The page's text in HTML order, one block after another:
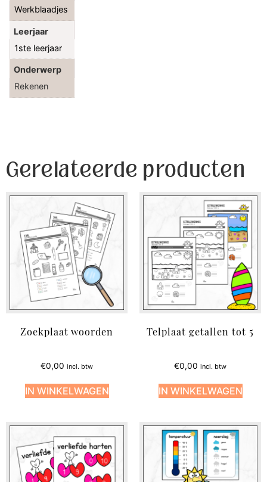
Werkblaadjes
Leerjaar
1ste leerjaar
Onderwerp
Rekenen
Gerelateerde producten
Zoekplaat woorden
€0,00 incl. btw
IN WINKELWAGEN
Telplaat getallen tot 5
€0,00 incl. btw
IN WINKELWAGEN